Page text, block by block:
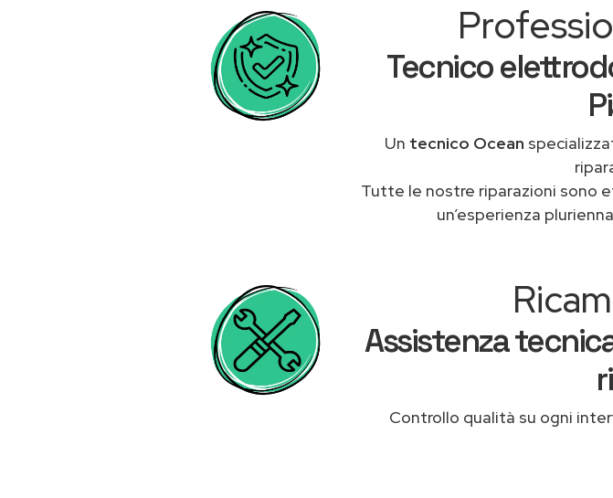
Tecnico
Un tecnico Ocean
Tutte le nostre riparazioni sono
un’esperienza
Assistenza
Controllo qualità su ogni